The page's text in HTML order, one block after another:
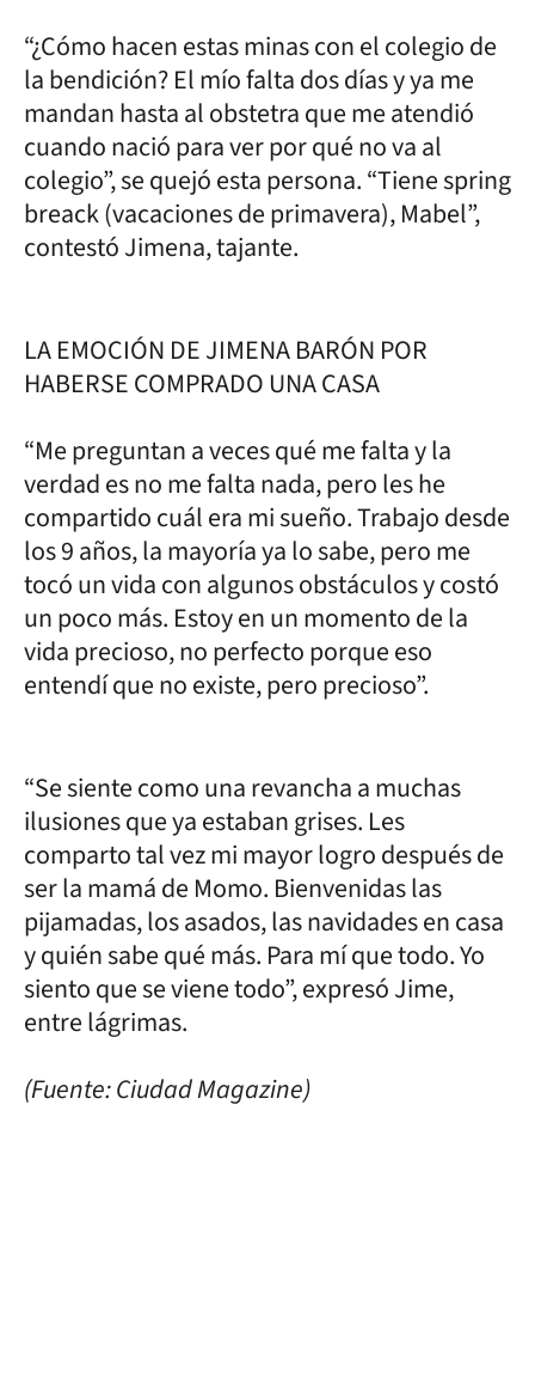
“¿Cómo hacen estas minas con el colegio de
la bendición? El mío falta dos días y ya me
mandan hasta al obstetra que me atendió
cuando nació para ver por qué no va al
colegio”, se quejó esta persona. “Tiene spring
breack (vacaciones de primavera), Mabel”,
contestó Jimena, tajante.
LA EMOCIÓN DE JIMENA BARÓN POR
HABERSE COMPRADO UNA CASA
“Me preguntan a veces qué me falta y la
verdad es no me falta nada, pero les he
compartido cuál era mi sueño. Trabajo desde
los 9 años, la mayoría ya lo sabe, pero me
tocó un vida con algunos obstáculos y costó
un poco más. Estoy en un momento de la
vida precioso, no perfecto porque eso
entendí que no existe, pero precioso”.
“Se siente como una revancha a muchas
ilusiones que ya estaban grises. Les
comparto tal vez mi mayor logro después de
ser la mamá de Momo. Bienvenidas las
pijamadas, los asados, las navidades en casa
y quién sabe qué más. Para mí que todo. Yo
siento que se viene todo”, expresó Jime,
entre lágrimas.
(Fuente: Ciudad Magazine)